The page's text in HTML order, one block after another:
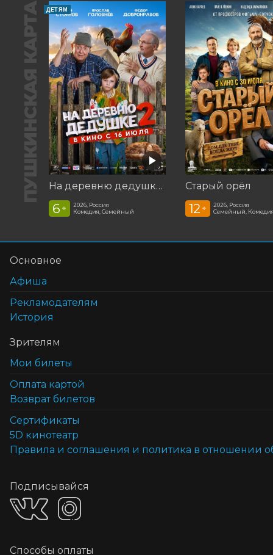
ПУШКИНСКАЯ КАРТА ДЕТЯМ
На деревню дедушке 2
6 +
2026, Россия
Комедия, Семейный
Старый орёл
12 +
2026, Россия
Семейный,
Основное
Афиша
Рекламодателям
История
Зрителям
Мои билеты
Оплата картой
Возврат билетов
Cертификаты
5D кинотеатр
Правила и соглашения и политика в отношении
Подписывайся
Способы оплаты